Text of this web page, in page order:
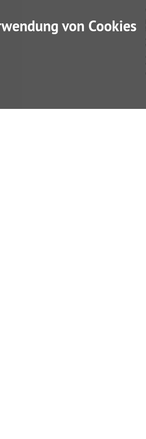
von Cookies